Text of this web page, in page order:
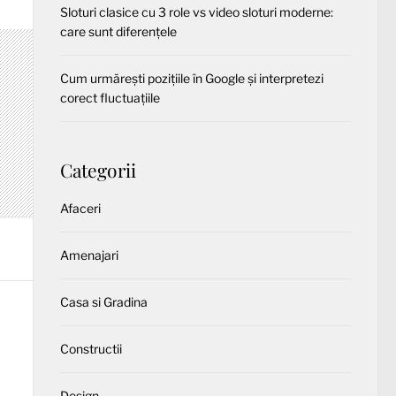
Sloturi clasice cu 3 role vs video sloturi moderne:
care sunt diferențele
Cum urmărești pozițiile în Google și interpretezi
corect fluctuațiile
Categorii
Afaceri
Amenajari
Casa si Gradina
Constructii